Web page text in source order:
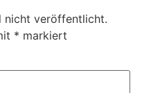
nicht veröffentlicht.
* markiert